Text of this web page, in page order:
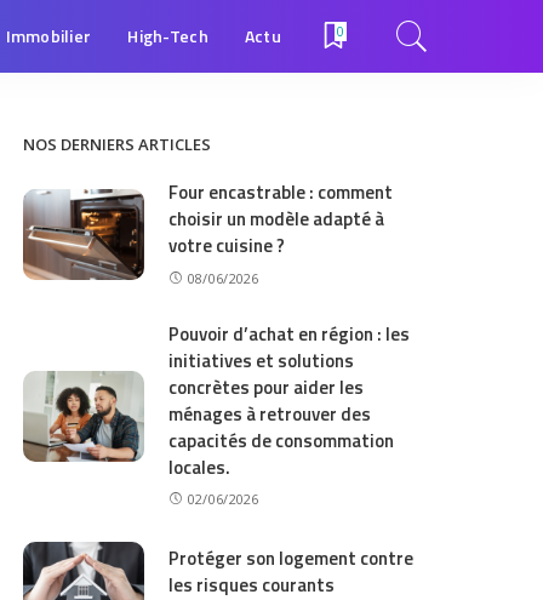
Immobilier High-Tech Actu 0
NOS DERNIERS ARTICLES
Four encastrable : comment
choisir un modèle adapté à
votre cuisine ?
08/06/2026
Pouvoir d’achat en région : les
initiatives et solutions
concrètes pour aider les
ménages à retrouver des
capacités de consommation
locales.
02/06/2026
Protéger son logement contre
les risques courants